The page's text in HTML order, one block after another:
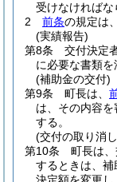
受けなければな
2
前条の規定は、
(実績報告)
第8条
交付決定
に必要な書類を
(補助金の交付)
第9条
町長は、
は、その内容
する。
(交付の取り消
第10条
町長は
するときは、